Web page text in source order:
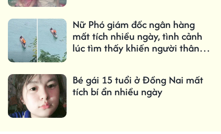
Nữ Phó giám đốc ngân hàng
mất tích nhiều ngày, tình cảnh
lúc tìm thấy khiến người thân
Bé gái 15 tuổi ở Đồng Nai mất
tích bí ẩn nhiều ngày